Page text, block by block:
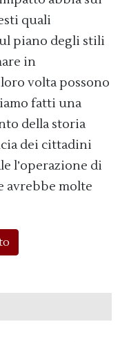
quali
piano degli stili
in
volta possono
fatti una
della storia
dei cittadini
l’operazione di
avrebbe molte